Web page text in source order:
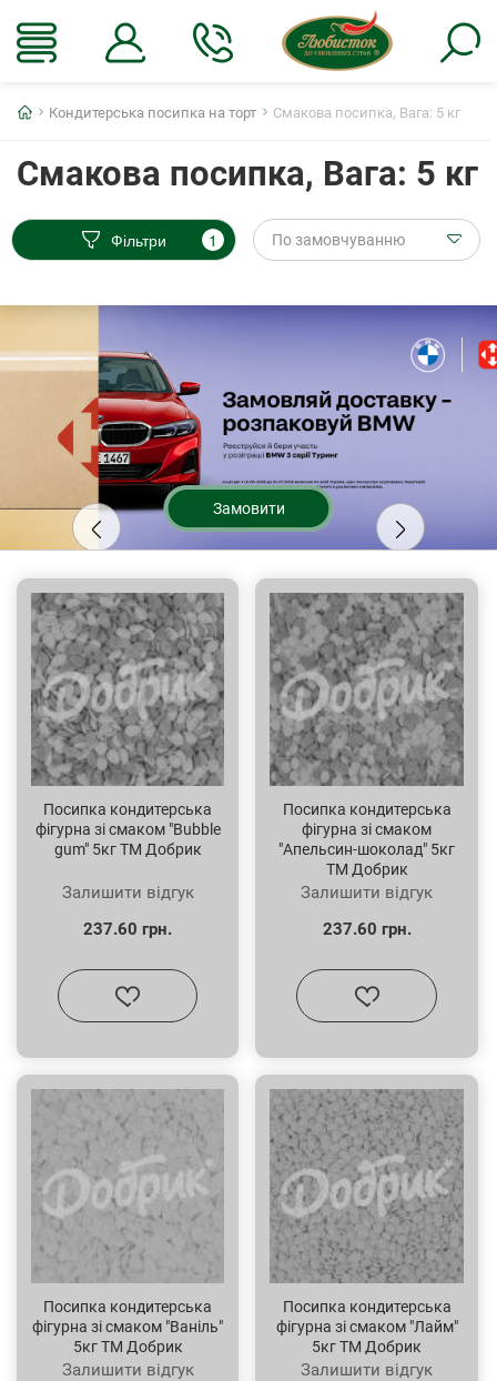
Головна
Кондитерська посипка на торт Смакова посипка, Вага: 5 кг
Смакова посипка, Вага: 5 кг
Фільтри 1 По замовчуванню
Замовити
Посипка кондитерська
фігурна зі смаком "Bubble
gum" 5кг ТМ Добрик
Залишити відгук
237.60 грн.
Посипка кондитерська
фігурна зі смаком
"Апельсин-шоколад" 5кг
ТМ Добрик
Залишити відгук
237.60 грн.
Посипка кондитерська
фігурна зі смаком "Ваніль"
5кг ТМ Добрик
Залишити відгук
Посипка кондитерська
фігурна зі смаком "Лайм"
5кг ТМ Добрик
Залишити відгук